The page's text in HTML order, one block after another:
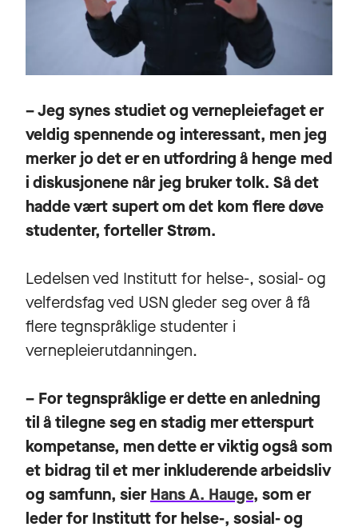
– Jeg synes studiet og vernepleiefaget er
veldig spennende og interessant, men jeg
merker jo det er en utfordring å henge med
i diskusjonene når jeg bruker tolk. Så det
hadde vært supert om det kom flere døve
studenter, forteller Strøm.
Ledelsen ved Institutt for helse-, sosial- og
velferdsfag ved USN gleder seg over å få
flere tegnspråklige studenter i
vernepleierutdanningen.
– For tegnspråklige er dette en anledning
til å tilegne seg en stadig mer etterspurt
kompetanse, men dette er viktig også som
et bidrag til et mer inkluderende arbeidsliv
og samfunn, sierHans A. Hauge, som er
leder for Institutt for helse-, sosial- og